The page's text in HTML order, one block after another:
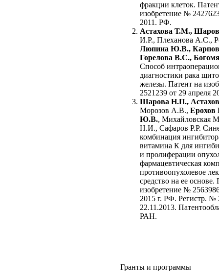
фракции клеток.
изобретение №
2011. РФ.
Астахова Т.М.,
И.Р., Плеханова А.С.,
Люпина Ю.В.,
Горелова В.С.,
Способ
диагностики рака
железы. Патент на
2521239 от 29 апреля
Шарова Н.П.,
Морозов А.В.,
Ю.В., Михайловская
Н.И., Сафаров Р.Р.
комбинация
витамина К для
и пролиферации
фармацевтическая
противоопухолевое
средство на ее основе.
изобретение №
2015 г. РФ. Регистр. №
22.11.2013.
РАН.
Гранты и программы